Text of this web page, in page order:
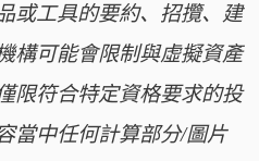
或工具的要約、招攬、建
構可能會限制與虛擬資產
限符合特定資格要求的投
當中任何計算部分/圖片